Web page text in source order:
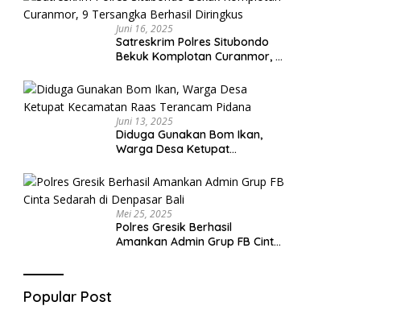
Juni 16, 2025
Satreskrim Polres Situbondo
Bekuk Komplotan Curanmor, 9
Juni 13, 2025
Diduga Gunakan Bom Ikan,
Warga Desa Ketupat
Pidana
Mei 25, 2025
Polres Gresik Berhasil
Amankan Admin Grup FB Cinta
Popular Post